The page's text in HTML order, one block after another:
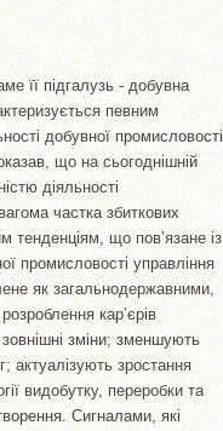
її підгалузь - добувна
певним
добувної промисловості
що на сьогоднішній
діяльності
частка збиткових
тенденціям, що пов’язане із
промисловості управління
як загальнодержавними,
кар’єрів
зміни; зменшують
актуалізують зростання
видобутку, переробки та
Сигналами, які